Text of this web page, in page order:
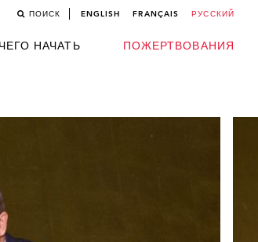
ПОИСК ENGLISH FRANÇAIS РУССКИЙ
НАЧАТЬ ПОЖЕРТВОВАНИЯ